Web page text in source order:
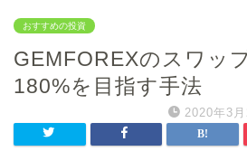
おすすめの投資
GEMFOREXのスワッ
180%を目指す手法
2020年3月